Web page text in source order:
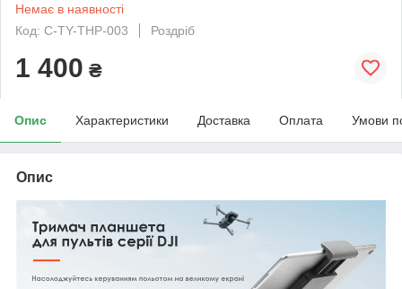
Немає в наявності
Код: C-TY-THP-003
Роздріб
1 400 ₴
Опис Характеристики Доставка Оплата Умови
Опис